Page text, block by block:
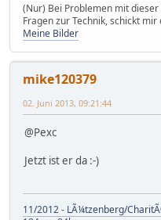
(Nur) Bei Problemen mit
Fragen zur Technik, schickt
Meine Bilder
mike120379
02. Juni 2013, 09:21:44
@Pexc
Jetzt ist er da :-)
11/2012 - LÃ¼tzenberg/